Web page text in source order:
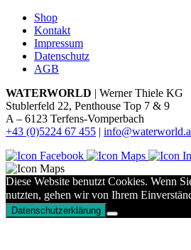
Shop
Kontakt
Impressum
Datenschutz
AGB
WATERWORLD | Werner Thiele KG
Stublerfeld 22, Penthouse Top 7 & 9
A – 6123 Terfens-Vomperbach
+43 (0)5224 67 455 |
Diese Website benutzt Cookies. Wenn
nutzten, gehen wir von Ihrem
Datenschutzerklärung